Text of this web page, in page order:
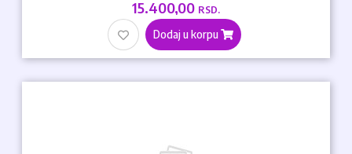
15.400,00 RSD.
Dodaj u korpu